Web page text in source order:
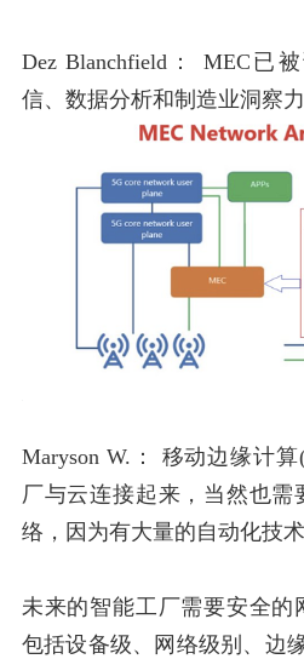
Dez Blanchfield：
MEC已
信、数据分析和制造业洞察
Maryson W.：
移动边缘计
厂与云连接起来，当然也需
络，因为有大量的自动化技术
未来的智能工厂需要安全的
包括设备级、网络级别、边